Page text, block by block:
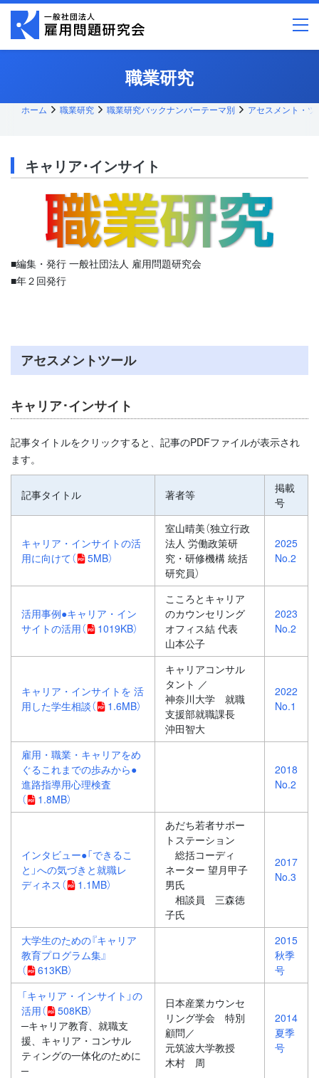
メ
ン
職業研究
ホーム 職業研究 職業研究バックナンバーテーマ別 アセスメント・ツ
キャリア･インサイト
■編集・発行 一般社団法人 雇用問題研究会
■年２回発行
アセスメントツール
キャリア･インサイト
記事タイトルをクリックすると、記事のPDFファイルが表示され
ます。
記事タイトル 著者等
掲載
号
キャリア・インサイトの活
用に向けて（ 5MB）
室山晴美（独立行政
法人 労働政策研
究・研修機構 統括
研究員）
2025
No.2
活用事例●キャリア・イン
サイトの活用（ 1019KB）
こころとキャリア
のカウンセリング
オフィス結 代表
山本公子
2023
No.2
キャリア・インサイトを 活
用した学生相談（ 1.6MB）
キャリアコンサル
タント ／
神奈川大学 就職
支援部就職課長
沖田智大
2022
No.1
雇用・職業・キャリアをめ
ぐるこれまでの歩みから●
進路指導用心理検査
（
1.8MB）
2018
No.2
インタビュー●「できるこ
と」への気づきと就職レ
ディネス （ 1.1MB）
あだち若者サポー
トステーション
総括コーディ
ネーター 望月甲子
男氏
相談員 三森徳
子氏
2017
No.3
大学生のための『キャリア
教育プログラム集』
（
613KB）
2015
秋季
号
「キャリア・インサイト」の
活用（
508KB）
─キャリア教育、就職支
援、キャリア・コンサル
ティングの一体化のために
─
日本産業カウンセ
リング学会 特別
顧問／
元筑波大学教授
木村 周
2014
夏季
号